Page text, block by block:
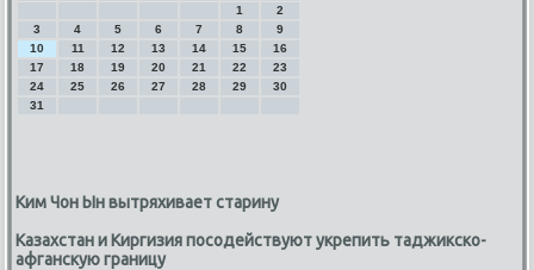
1
2
3
4 5 6 7 8
9
10
11 12 13 14 15
16
17
18 19 20 21 22
23
24
25 26 27 28 29
30
31
Ким Чон Ын вытряхивает старину
Казахстан и Киргизия посодействуют укрепить таджикско-
афганскую границу